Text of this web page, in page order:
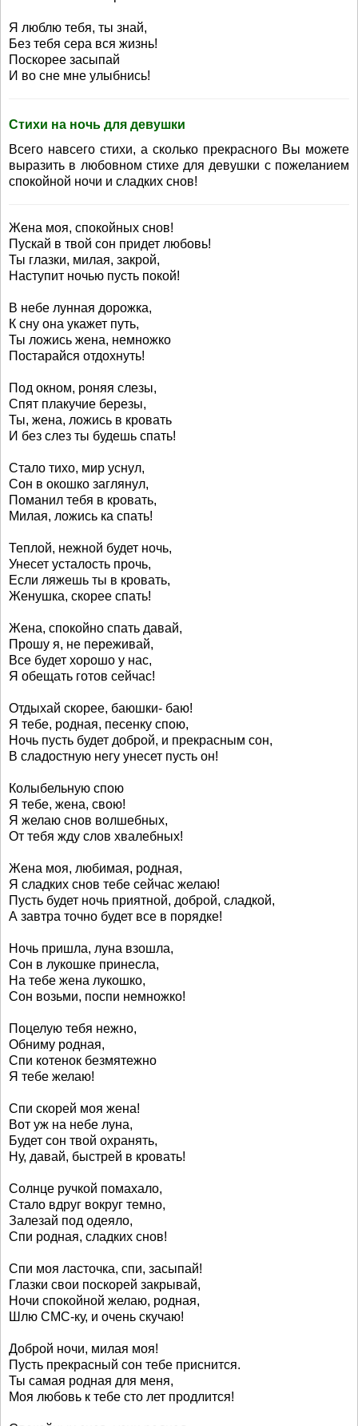
Я люблю тебя, ты знай,
Без тебя сера вся жизнь!
Поскорее засыпай
И во сне мне улыбнись!
Стихи на ночь для девушки
Всего навсего стихи, а сколько прекрасного Вы можете
выразить в любовном стихе для девушки с пожеланием
спокойной ночи и сладких снов!
Жена моя, спокойных снов!
Пускай в твой сон придет любовь!
Ты глазки, милая, закрой,
Наступит ночью пусть покой!
В небе лунная дорожка,
К сну она укажет путь,
Ты ложись жена, немножко
Постарайся отдохнуть!
Под окном, роняя слезы,
Спят плакучие березы,
Ты, жена, ложись в кровать
И без слез ты будешь спать!
Стало тихо, мир уснул,
Сон в окошко заглянул,
Поманил тебя в кровать,
Милая, ложись ка спать!
Теплой, нежной будет ночь,
Унесет усталость прочь,
Если ляжешь ты в кровать,
Женушка, скорее спать!
Жена, спокойно спать давай,
Прошу я, не переживай,
Все будет хорошо у нас,
Я обещать готов сейчас!
Отдыхай скорее, баюшки- баю!
Я тебе, родная, песенку спою,
Ночь пусть будет доброй, и прекрасным сон,
В сладостную негу унесет пусть он!
Колыбельную спою
Я тебе, жена, свою!
Я желаю снов волшебных,
От тебя жду слов хвалебных!
Жена моя, любимая, родная,
Я сладких снов тебе сейчас желаю!
Пусть будет ночь приятной, доброй, сладкой,
А завтра точно будет все в порядке!
Ночь пришла, луна взошла,
Сон в лукошке принесла,
На тебе жена лукошко,
Сон возьми, поспи немножко!
Поцелую тебя нежно,
Обниму родная,
Спи котенок безмятежно
Я тебе желаю!
Спи скорей моя жена!
Вот уж на небе луна,
Будет сон твой охранять,
Ну, давай, быстрей в кровать!
Солнце ручкой помахало,
Стало вдруг вокруг темно,
Залезай под одеяло,
Спи родная, сладких снов!
Спи моя ласточка, спи, засыпай!
Глазки свои поскорей закрывай,
Ночи спокойной желаю, родная,
Шлю СМС-ку, и очень скучаю!
Доброй ночи, милая моя!
Пусть прекрасный сон тебе приснится.
Ты самая родная для меня,
Моя любовь к тебе сто лет продлится!